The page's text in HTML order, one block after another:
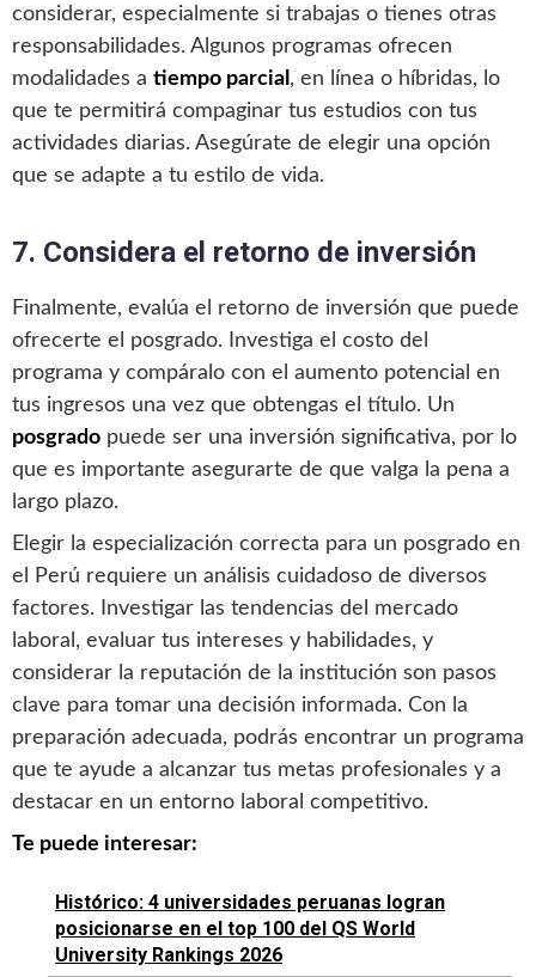
considerar, especialmente si trabajas o tienes otras
responsabilidades. Algunos programas ofrecen
modalidades a tiempo parcial , en línea o híbridas, lo
que te permitirá compaginar tus estudios con tus
actividades diarias. Asegúrate de elegir una opción
que se adapte a tu estilo de vida.
7. Considera el retorno de inversión
Finalmente, evalúa el retorno de inversión que puede
ofrecerte el posgrado. Investiga el costo del
programa y compáralo con el aumento potencial en
tus ingresos una vez que obtengas el título. Un
posgrado puede ser una inversión significativa, por lo
que es importante asegurarte de que valga la pena a
largo plazo.
Elegir la especialización correcta para un posgrado en
el Perú requiere un análisis cuidadoso de diversos
factores. Investigar las tendencias del mercado
laboral, evaluar tus intereses y habilidades, y
considerar la reputación de la institución son pasos
clave para tomar una decisión informada. Con la
preparación adecuada, podrás encontrar un programa
que te ayude a alcanzar tus metas profesionales y a
destacar en un entorno laboral competitivo.
Te puede interesar:
Histórico: 4 universidades peruanas logran
posicionarse en el top 100 del QS World
University Rankings 2026